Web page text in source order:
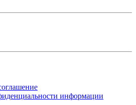
информации